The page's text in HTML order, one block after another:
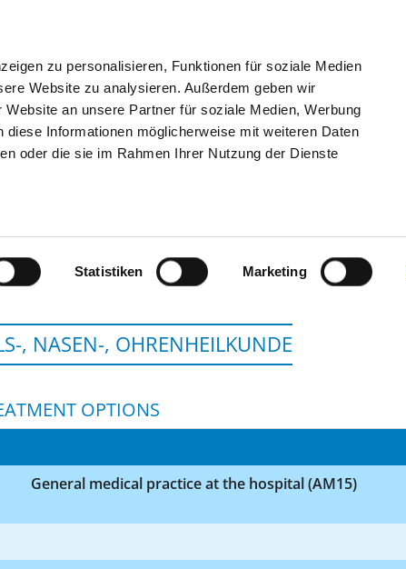
zu personalisieren, Funktionen für soziale Medien
Website zu analysieren. Außerdem geben wir
an unsere Partner für soziale Medien, Werbung
diese Informationen möglicherweise mit weiteren Daten
oder die sie im Rahmen Ihrer Nutzung der Dienste
Statistiken Marketing
SEARCH TIPS & HELP THE GHD
, NASEN-, OHRENHEILKUNDE
OPTIONS
General medical practice at the hospital (AM15)